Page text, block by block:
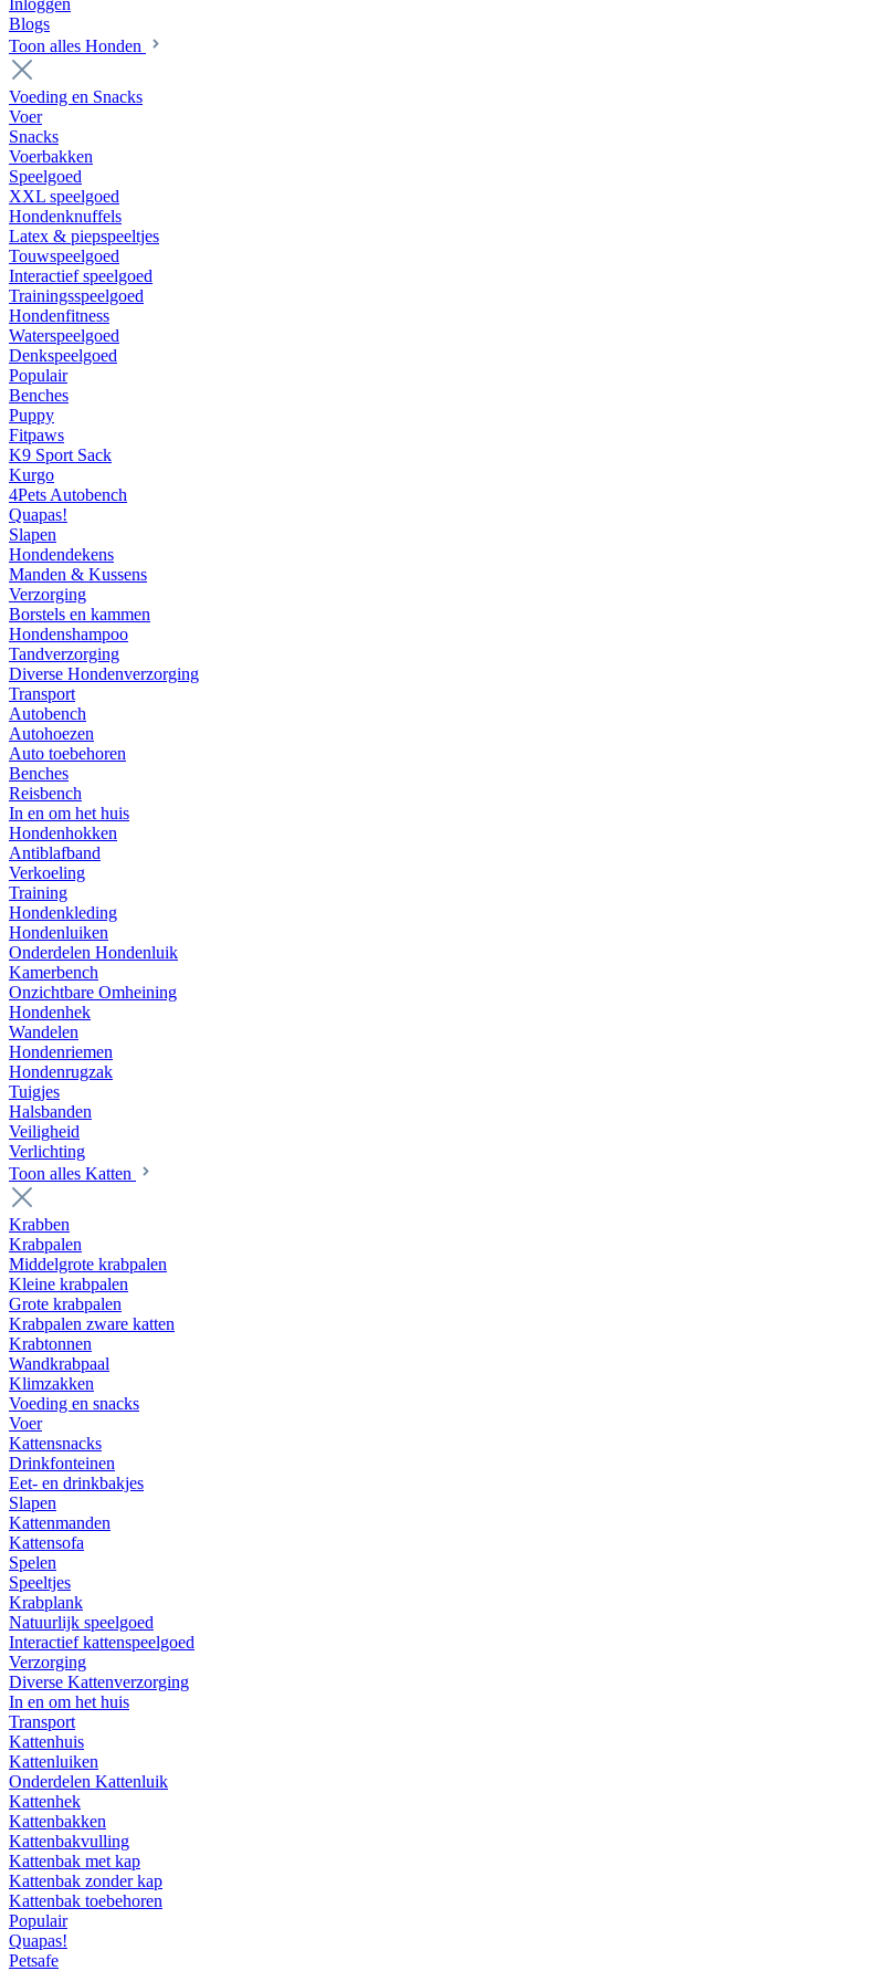
Inloggen
Blogs
Toon alles Honden
Voeding en Snacks
Voer
Snacks
Voerbakken
Speelgoed
XXL speelgoed
Hondenknuffels
Latex & piepspeeltjes
Touwspeelgoed
Interactief speelgoed
Trainingsspeelgoed
Hondenfitness
Waterspeelgoed
Denkspeelgoed
Populair
Benches
Puppy
Fitpaws
K9 Sport Sack
Kurgo
4Pets Autobench
Quapas!
Slapen
Hondendekens
Manden & Kussens
Verzorging
Borstels en kammen
Hondenshampoo
Tandverzorging
Diverse Hondenverzorging
Transport
Autobench
Autohoezen
Auto toebehoren
Benches
Reisbench
In en om het huis
Hondenhokken
Antiblafband
Verkoeling
Training
Hondenkleding
Hondenluiken
Onderdelen Hondenluik
Kamerbench
Onzichtbare Omheining
Hondenhek
Wandelen
Hondenriemen
Hondenrugzak
Tuigjes
Halsbanden
Veiligheid
Verlichting
Toon alles Katten
Krabben
Krabpalen
Middelgrote krabpalen
Kleine krabpalen
Grote krabpalen
Krabpalen zware katten
Krabtonnen
Wandkrabpaal
Klimzakken
Voeding en snacks
Voer
Kattensnacks
Drinkfonteinen
Eet- en drinkbakjes
Slapen
Kattenmanden
Kattensofa
Spelen
Speeltjes
Krabplank
Natuurlijk speelgoed
Interactief kattenspeelgoed
Verzorging
Diverse Kattenverzorging
In en om het huis
Transport
Kattenhuis
Kattenluiken
Onderdelen Kattenluik
Kattenhek
Kattenbakken
Kattenbakvulling
Kattenbak met kap
Kattenbak zonder kap
Kattenbak toebehoren
Populair
Quapas!
Petsafe